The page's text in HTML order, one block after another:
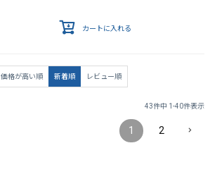
カートに入れる
価格が高い順 新着順 レビュー順
43件中 1 -40件表示
1 2